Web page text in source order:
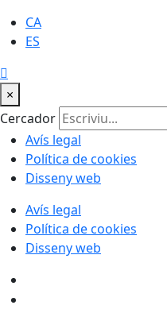
CA
ES
×
Cercador
Avís legal
Política de cookies
Disseny web
Avís legal
Política de cookies
Disseny web